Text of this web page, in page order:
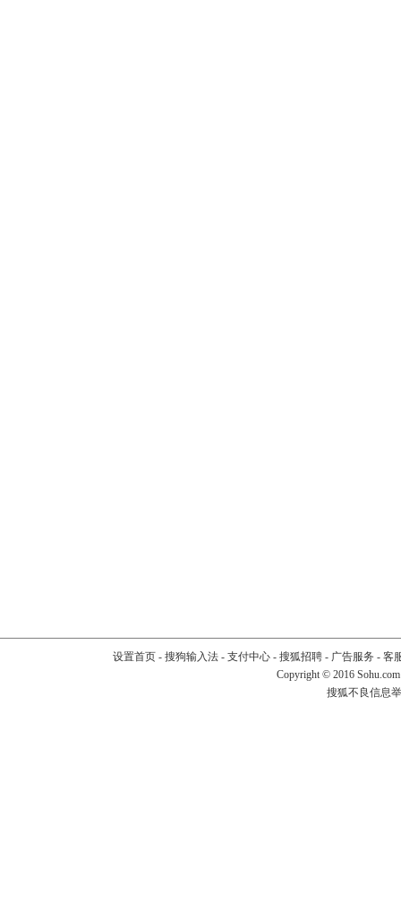
设置首页- 搜狗输入法- 支付中心- 搜狐招聘- 广告服务 - 客
Copyright © 2016
搜狐不良信息